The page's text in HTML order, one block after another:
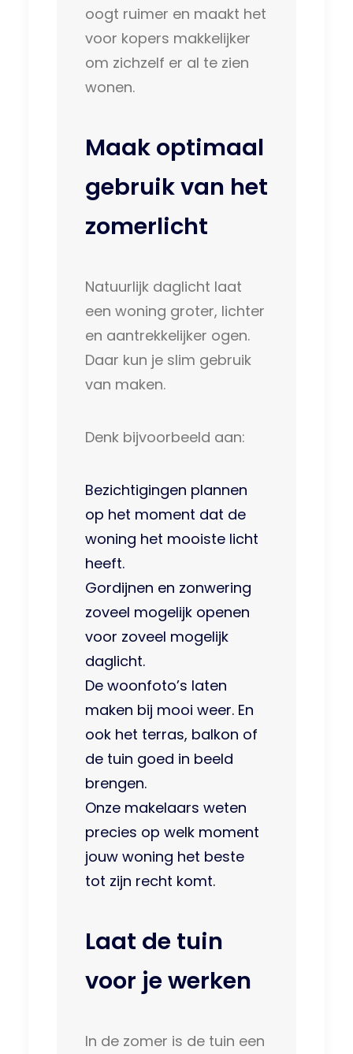
oogt ruimer en maakt het
voor kopers makkelijker
om zichzelf er al te zien
wonen.
Maak optimaal
gebruik van het
zomerlicht
Natuurlijk daglicht laat
een woning groter, lichter
en aantrekkelijker ogen.
Daar kun je slim gebruik
van maken.
Denk bijvoorbeeld aan:
Bezichtigingen plannen
op het moment dat de
woning het mooiste licht
heeft.
Gordijnen en zonwering
zoveel mogelijk openen
voor zoveel mogelijk
daglicht.
De woonfoto’s laten
maken bij mooi weer. En
ook het terras, balkon of
de tuin goed in beeld
brengen.
Onze makelaars weten
precies op welk moment
jouw woning het beste
tot zijn recht komt.
Laat de tuin
voor je werken
In de zomer is de tuin een